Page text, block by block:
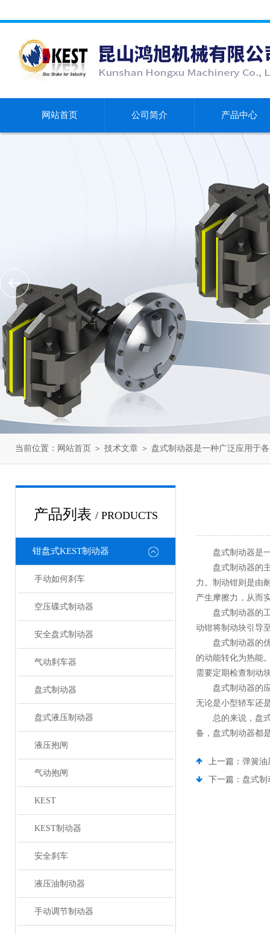
网站首页 公司简介 产品中心
当前位置： 网站首页 ＞ 技术文章 ＞ 盘式制动器是一种广泛应用于
产品列表 / PRODUCTS
钳盘式KEST制动器
手动如何刹车
空压碟式制动器
安全盘式制动器
气动刹车器
盘式制动器
盘式液压制动器
液压抱闸
气动抱闸
KEST
KEST制动器
安全刹车
液压油制动器
手动调节制动器
盘式制动器是一
盘式制动器的主
力。制动钳则是由
产生摩擦力，从而
盘式制动器的工
动钳将制动块引导
盘式制动器的优
的动能转化为热能
需要定期检查制动
盘式制动器的应
无论是小型轿车还
总的来说，盘式
备，盘式制动器都
上一篇： 弹簧油
下一篇： 盘式制